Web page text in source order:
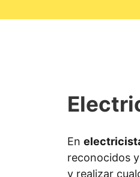
En
reconocidos
y realizar